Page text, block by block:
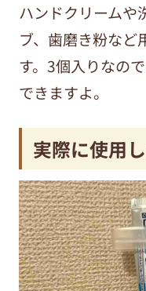
ハンドクリームや
ブ、歯磨き粉など
す。3個入りなの
できますよ。
実際に使用